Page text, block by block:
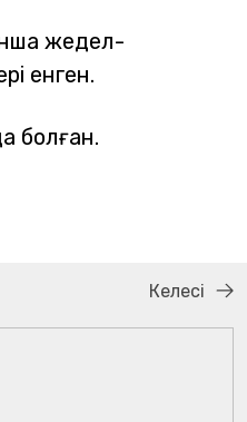
жедел-
енген.
болған.
Келесі